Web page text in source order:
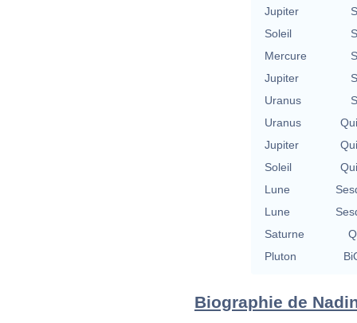
Jupiter
Soleil
Mercure
Jupiter
Uranus
Uranus
Jupiter
Soleil
Lune
Lune
Saturne
Pluton
Biographie de